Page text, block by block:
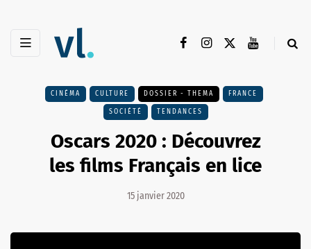
CINÉMA CULTURE DOSSIER - THEMA FRANCE
SOCIÉTÉ TENDANCES
Oscars 2020 : Découvrez
les films Français en lice
15 janvier 2020